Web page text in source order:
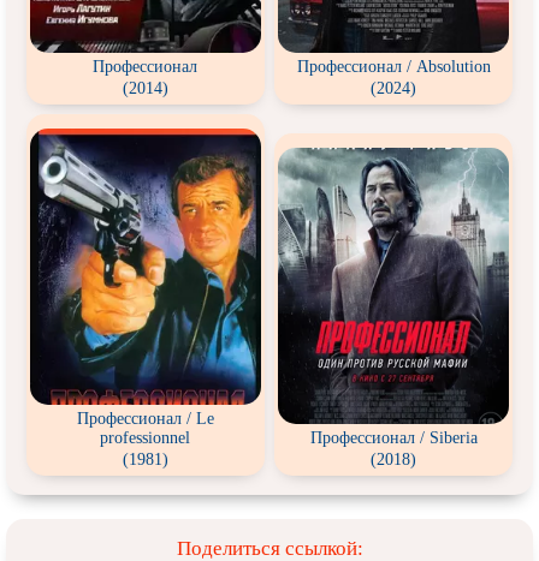
Профессионал
(2014)
Профессионал / Absolution
(2024)
Профессионал / Le
professionnel
(1981)
Профессионал / Siberia
(2018)
Поделиться ссылкой: